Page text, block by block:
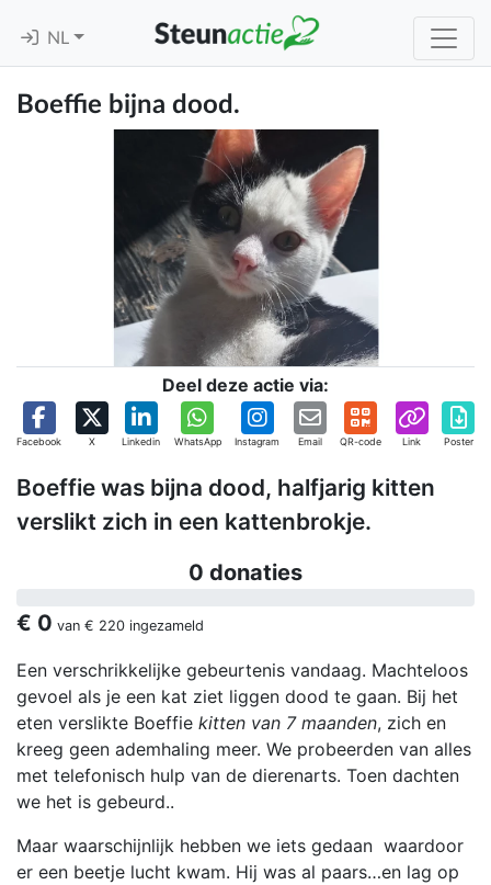
NL
Boeffie bijna dood.
Deel deze actie via:
Facebook X Linkedin WhatsApp Instagram Email QR-code Link Poster
Boeffie was bijna dood, halfjarig kitten
verslikt zich in een kattenbrokje.
0 donaties
€ 0 van € 220 ingezameld
Een verschrikkelijke gebeurtenis vandaag. Machteloos
gevoel als je een kat ziet liggen dood te gaan. Bij het
eten verslikte Boeffie kitten van 7 maanden, zich en
kreeg geen ademhaling meer. We probeerden van alles
met telefonisch hulp van de dierenarts. Toen dachten
we het is gebeurd..
Maar waarschijnlijk hebben we iets gedaan waardoor
er een beetje lucht kwam. Hij was al paars…en lag op